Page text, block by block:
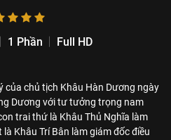
1 Phần
Full HD
của chủ tịch Khâu Hàn Dương ngày
Dương với tư tưởng trọng nam
trai thứ là Khâu Thủ Nghĩa làm
Khâu Trí Bân làm giám đốc điều